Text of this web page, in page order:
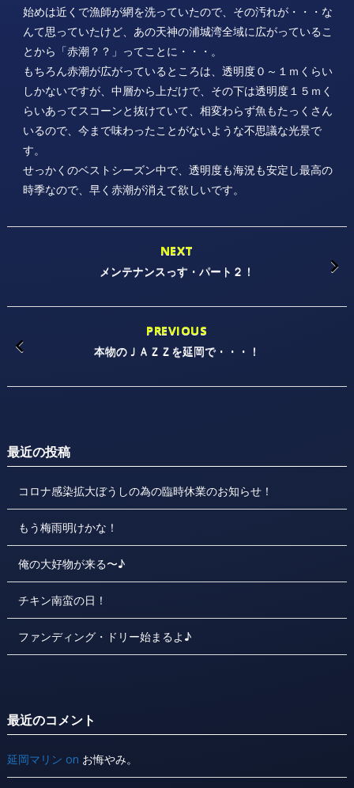
始めは近くで漁師が網を洗っていたので、その汚れが・・・な
んて思っていたけど、あの天神の浦城湾全域に広がっているこ
とから「赤潮？？」ってことに・・・。
もちろん赤潮が広がっているところは、透明度０～１ｍくらい
しかないですが、中層から上だけで、その下は透明度１５ｍく
らいあってスコーンと抜けていて、相変わらず魚もたっくさん
いるので、今まで味わったことがないような不思議な光景で
す。
せっかくのベストシーズン中で、透明度も海況も安定し最高の
時季なので、早く赤潮が消えて欲しいです。
NEXT
メンテナンスっす・パート２！
PREVIOUS
本物のＪＡＺＺを延岡で・・・！
最近の投稿
コロナ感染拡大ぼうしの為の臨時休業のお知らせ！
もう梅雨明けかな！
俺の大好物が来る〜♪
チキン南蛮の日！
ファンディング・ドリー始まるよ♪
最近のコメント
延岡マリン on お悔やみ。